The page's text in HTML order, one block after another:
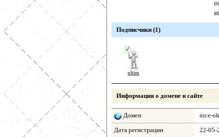
Подписчики (1)
ultim
Информация о домене и сайте
Домен
nice-
Дата регистрации
22-05-